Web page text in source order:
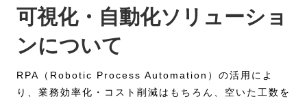
可視化・自動化ソリューショ
ンについて
RPA（Robotic Process Automation）の活用によ
り、 業務効率化・コスト削減はもちろん、 空いた工数を